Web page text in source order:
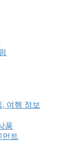
여행 정보
품
먼트